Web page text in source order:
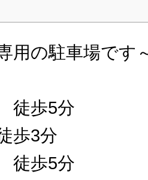
用の駐車場です
徒歩5分
歩3分
徒歩5分